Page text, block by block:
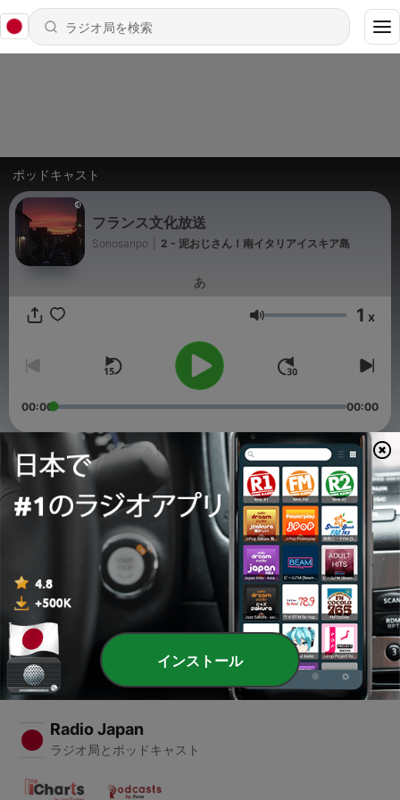
ポッドキャスト
フランス文化放送
Sonosanpo 2 - 泥おじさん！南イタリアイスキア島
あ
音量 1 x
00:00 00:00
エピソード
2 - 泥おじさん！南イタリアイスキア島
1 -
フランス文化放送🇫🇷極寒ドイツの温泉は混浴だっ
た！？バーデンバーデンの旅！
09 5月 2020
Radio Japan
ラジオ局とポッドキャスト
インストール